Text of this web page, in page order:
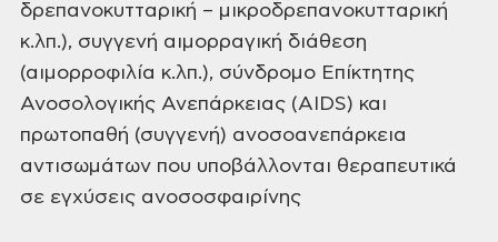
δρεπανοκυτταρική – μικροδρεπανοκυτταρική
κ.λπ.), συγγενή αιμορραγική διάθεση
(αιμορροφιλία κ.λπ.), σύνδροµο Επίκτητης
Ανοσολογικής Ανεπάρκειας (AIDS) και
πρωτοπαθή (συγγενή) ανοσοανεπάρκεια
αντισωμάτων που υποβάλλονται θεραπευτικά
σε εγχύσεις ανοσοσφαιρίνης